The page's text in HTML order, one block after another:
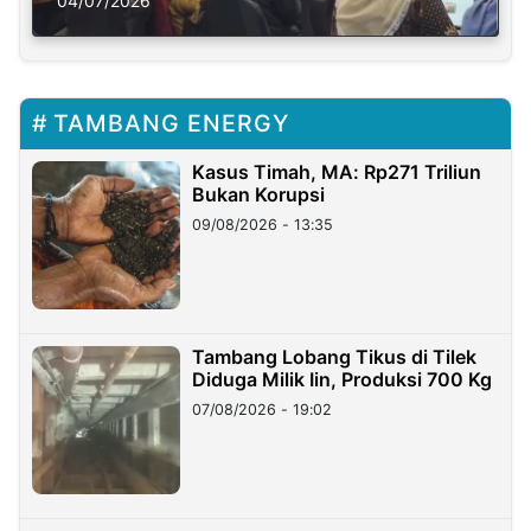
TAMBANG ENERGY
Kasus Timah, MA: Rp271 Triliun
Bukan Korupsi
09/08/2026 - 13:35
Tambang Lobang Tikus di Tilek
Diduga Milik Iin, Produksi 700 Kg
07/08/2026 - 19:02